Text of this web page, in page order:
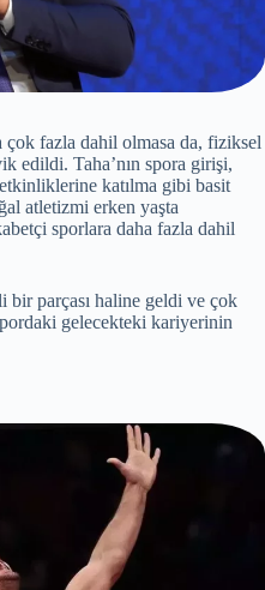
fazla dahil olmasa da, fiziksel
edildi. Taha’nın spora girişi,
katılma gibi basit
atletizmi erken yaşta
sporlara daha fazla dahil
bir parçası haline geldi ve çok
gelecekteki kariyerinin